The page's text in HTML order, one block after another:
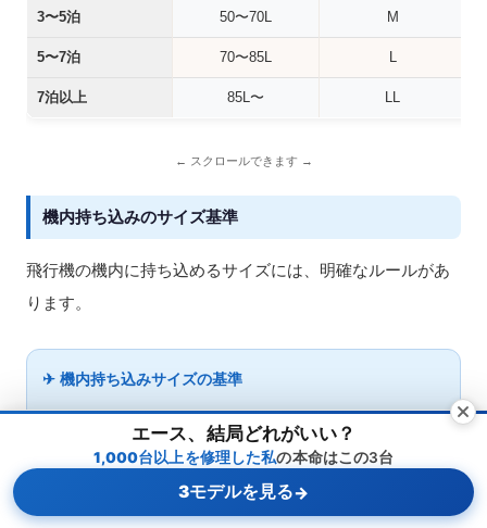
3〜5泊 50〜70L M
5〜7泊 70〜85L L
7泊以上 85L〜 LL
機内持ち込みのサイズ基準
飛行機の機内に持ち込めるサイズには、明確なルールがあ
ります。
✈ 機内持ち込みサイズの基準
・国内線（100席以上）：3辺の合計115cm以内
（55×40×25cm目安）／重量10kgまで
（45×35×20cm目安）
メニュー ホーム 検索 トップ サイドバー
エース、結局どれがいい？
1,000台以上を修理した私の本命はこの3台
3モデルを見る→